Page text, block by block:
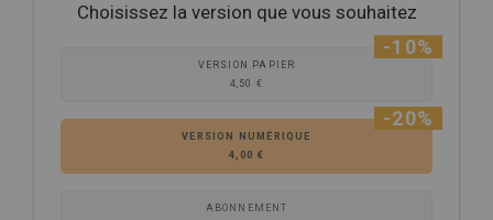
Choisissez la version que vous souhaitez
VERSION PAPIER
4,50 €
-10%
VERSION NUMÉRIQUE
4,00 €
-20%
ABONNEMENT